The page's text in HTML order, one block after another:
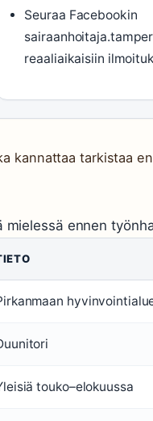
Seuraa Facebookin
reaaliaikaisiin
kannattaa tarkistaa
ennen
touko–elokuussa